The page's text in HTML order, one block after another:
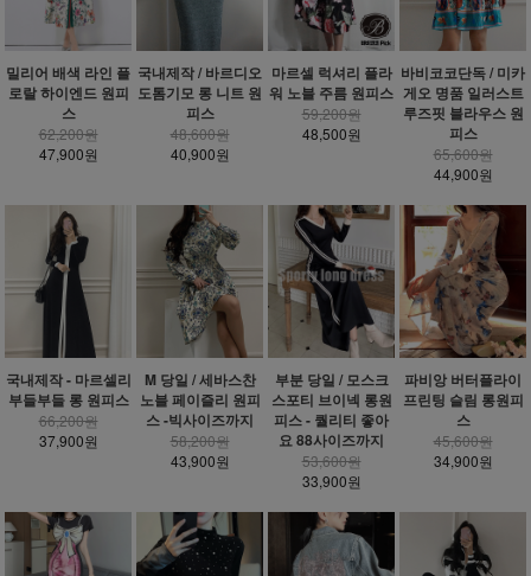
밀리어 배색 라인 플
로랄 하이엔드 원피
스
62,200원
47,900원
국내제작 / 바르디오
도톰기모 롱 니트 원
피스
48,600원
40,900원
마르셀 럭셔리 플라
워 노블 주름 원피스
59,200원
48,500원
바비코코단독 / 미카
게오 명품 일러스트
루즈핏 블라우스 원
피스
65,600원
44,900원
국내제작 - 마르셀리
부들부들 롱 원피스
66,200원
37,900원
M 당일 / 세바스찬
노블 페이즐리 원피
스 -빅사이즈까지
58,200원
43,900원
부분 당일 / 모스크
스포티 브이넥 롱원
피스 - 퀄리티 좋아
요 88사이즈까지
53,600원
33,900원
파비앙 버터플라이
프린팅 슬림 롱원피
스
45,600원
34,900원